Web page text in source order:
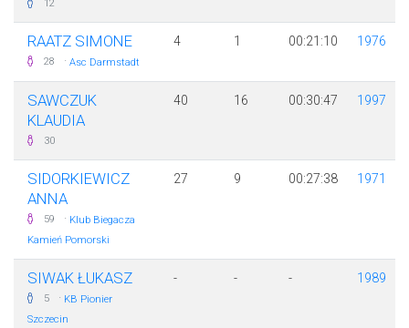
12
RAATZ SIMONE
28 · Asc Darmstadt
4 1 00:21:10 1976
SAWCZUK
KLAUDIA
30
40 16 00:30:47 1997
SIDORKIEWICZ
ANNA
59 · Klub Biegacza
Kamień Pomorski
27 9 00:27:38 1971
SIWAK ŁUKASZ
5 · KB Pionier
Szczecin
- - - 1989